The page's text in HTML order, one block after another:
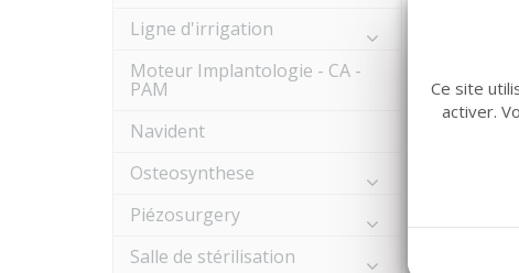
Ligne d'irrigation
Moteur Implantologie - CA -
PAM
Navident
Osteosynthese
Piézosurgery
Salle de stérilisation
Ce site
activer.